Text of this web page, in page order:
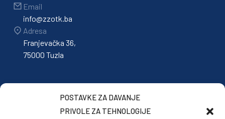
POSTAVKE ZA DAVANJE
PRIVOLE ZA TEHNOLOGIJE
Email
info@zzotk.ba
Adresa
Franjevačka 36,
75000 Tuzla